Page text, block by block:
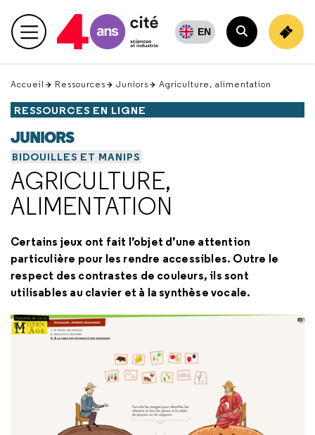
en
haut Menu principal EN
Rechercher
Accueil Ressources Juniors Agriculture, alimentation
RESSOURCES EN LIGNE
JUNIORS
BIDOUILLES ET MANIPS
AGRICULTURE,
ALIMENTATION
Certains jeux ont fait l’objet d’une attention
particulière pour les rendre accessibles. Outre le
respect des contrastes de couleurs, ils sont
utilisables au clavier et à la synthèse vocale.